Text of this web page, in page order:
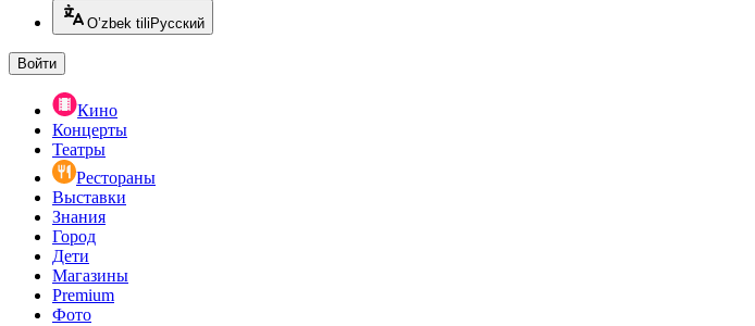
O’zbek tili Русский
Войти
Кино
Концерты
Театры
Рестораны
Выставки
Знания
Город
Дети
Магазины
Premium
Фото